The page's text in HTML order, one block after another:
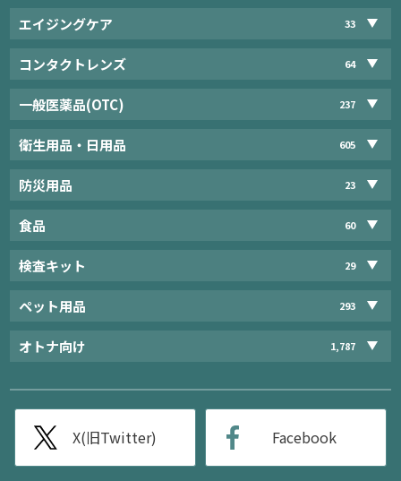
エイジングケア 33
コンタクトレンズ 64
一般医薬品(OTC) 237
衛生用品・日用品 605
防災用品 23
食品 60
検査キット 29
ペット用品 293
オトナ向け 1,787
X(旧Twitter) Facebook